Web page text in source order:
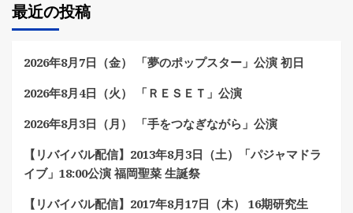
最近の投稿
2026年8月7日（金） 「夢のポップスター」公演 初日
2026年8月4日（火） 「ＲＥＳＥＴ」公演
2026年8月3日（月） 「手をつなぎながら」公演
【リバイバル配信】2013年8月3日（土）「パジャマドラ
イブ」18:00公演 福岡聖菜 生誕祭
【リバイバル配信】2017年8月17日（木） 16期研究生